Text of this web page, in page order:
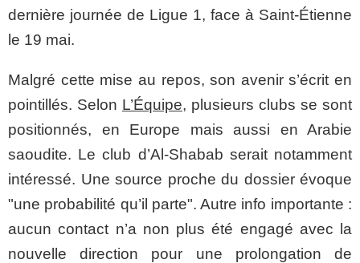
dernière journée de Ligue 1, face à Saint-Étienne
le 19 mai.
Malgré cette mise au repos, son avenir s’écrit en
pointillés. Selon L’Équipe, plusieurs clubs se sont
positionnés, en Europe mais aussi en Arabie
saoudite. Le club d’Al-Shabab serait notamment
intéressé. Une source proche du dossier évoque
"une probabilité qu’il parte". Autre info importante :
aucun contact n’a non plus été engagé avec la
nouvelle direction pour une prolongation de